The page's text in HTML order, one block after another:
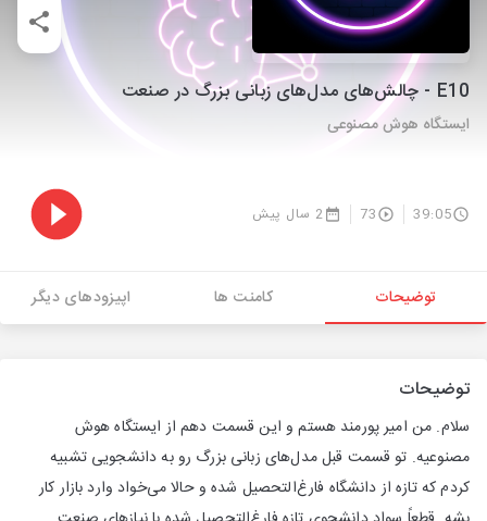
E10 - چالش‌های مدل‌های زبانی بزرگ در صنعت
ایستگاه هوش مصنوعی
39:05
73 2 سال پیش
توضیحات کامنت ها اپیزودهای دیگر
توضیحات
سلام. من امیر پورمند هستم و این قسمت دهم از ایستگاه هوش
مصنوعیه. تو قسمت قبل مدل‌های زبانی بزرگ رو به دانشجویی تشبیه
کردم که تازه از دانشگاه فارغ‌التحصیل شده و حالا می‌خواد وارد بازار کار